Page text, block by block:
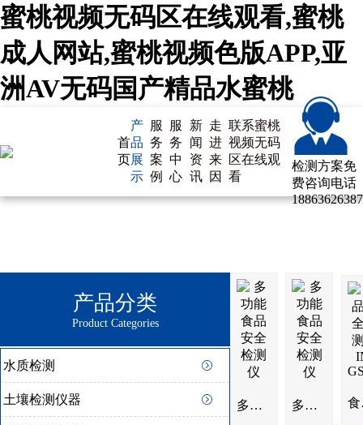
蜜桃视频无码区在线观看,蜜桃
成人网站,蜜桃视频色版APP,亚
洲AV无码国产精品水蜜桃
首
页
产
品
展
示
服
务
案
例
服
务
中
心
新
闻
资
讯
走
进
来
因
联系蜜桃
视频无码
区在线观
看
检测方案免
费咨询电话
18863626387
产品分类
Product Categories
水质检测
土壤检测仪器 多功能食品安全检测仪 多功能食品安全检测仪 食